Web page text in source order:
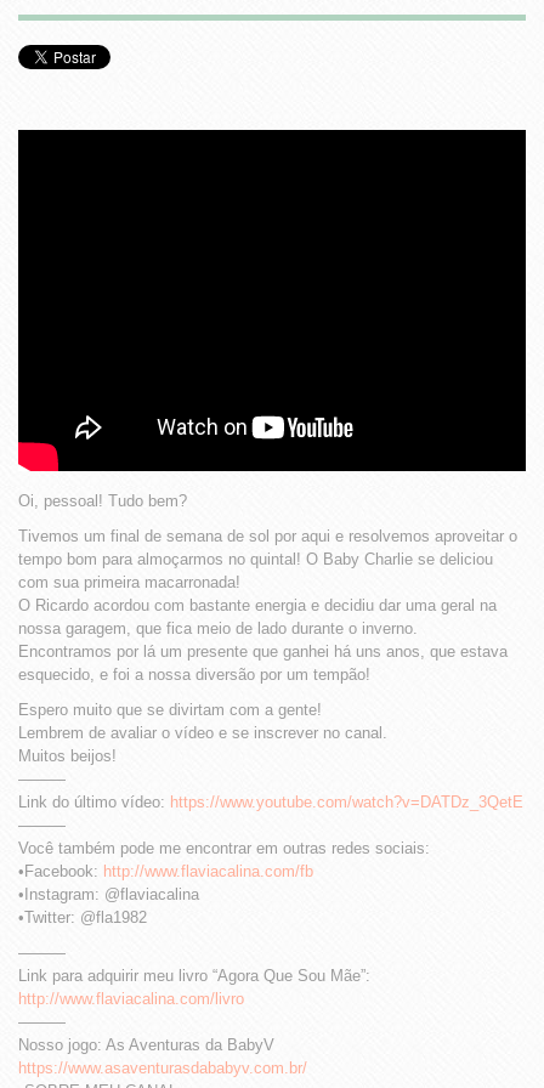
Oi, pessoal! Tudo bem?
Tivemos um final de semana de sol por aqui e resolvemos aproveitar o
tempo bom para almoçarmos no quintal! O Baby Charlie se deliciou
com sua primeira macarronada!
O Ricardo acordou com bastante energia e decidiu dar uma geral na
nossa garagem, que fica meio de lado durante o inverno.
Encontramos por lá um presente que ganhei há uns anos, que estava
esquecido, e foi a nossa diversão por um tempão!
Espero muito que se divirtam com a gente!
Lembrem de avaliar o vídeo e se inscrever no canal.
Muitos beijos!
———
Link do último vídeo: https://www.youtube.com/watch?v=DATDz_3QetE
———
Você também pode me encontrar em outras redes sociais:
•Facebook: http://www.flaviacalina.com/fb
•Instagram: @flaviacalina
•Twitter: @fla1982
———
Link para adquirir meu livro “Agora Que Sou Mãe”:
http://www.flaviacalina.com/livro
———
Nosso jogo: As Aventuras da BabyV
https://www.asaventurasdababyv.com.br/